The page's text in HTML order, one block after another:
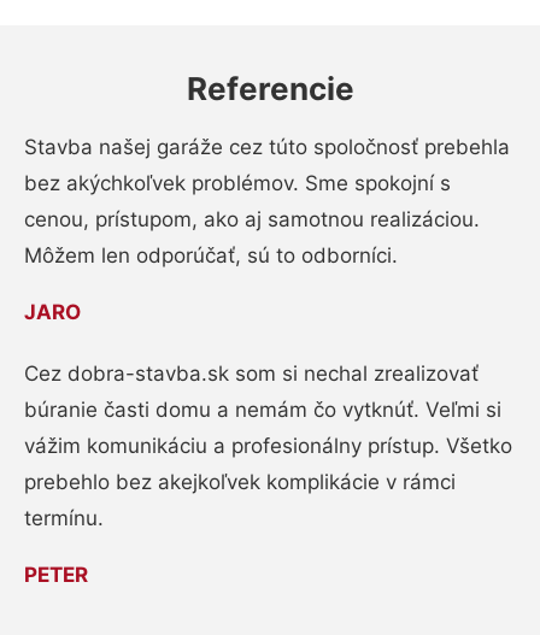
Referencie
Stavba našej garáže cez túto spoločnosť prebehla
bez akýchkoľvek problémov. Sme spokojní s
cenou, prístupom, ako aj samotnou realizáciou.
Môžem len odporúčať, sú to odborníci.
JARO
Cez dobra-stavba.sk som si nechal zrealizovať
búranie časti domu a nemám čo vytknúť. Veľmi si
vážim komunikáciu a profesionálny prístup. Všetko
prebehlo bez akejkoľvek komplikácie v rámci
termínu.
PETER